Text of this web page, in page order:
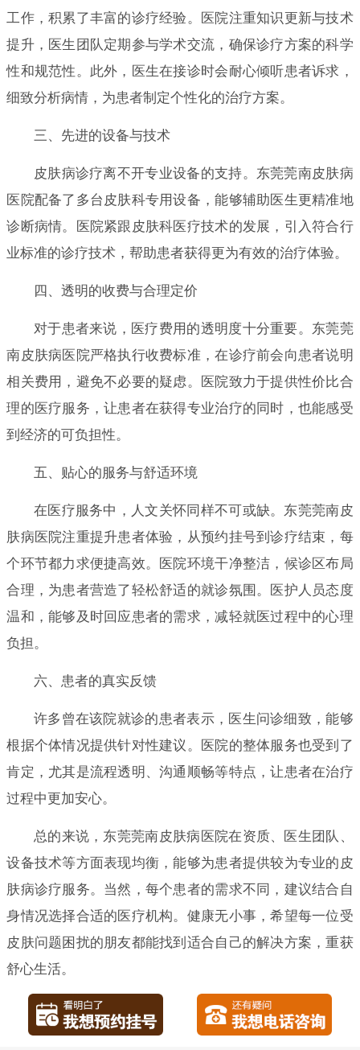
工作，积累了丰富的诊疗经验。医院注重知识更新与技术
提升，医生团队定期参与学术交流，确保诊疗方案的科学
性和规范性。此外，医生在接诊时会耐心倾听患者诉求，
细致分析病情，为患者制定个性化的治疗方案。
三、先进的设备与技术
皮肤病诊疗离不开专业设备的支持。东莞莞南皮肤病
医院配备了多台皮肤科专用设备，能够辅助医生更精准地
诊断病情。医院紧跟皮肤科医疗技术的发展，引入符合行
业标准的诊疗技术，帮助患者获得更为有效的治疗体验。
四、透明的收费与合理定价
对于患者来说，医疗费用的透明度十分重要。东莞莞
南皮肤病医院严格执行收费标准，在诊疗前会向患者说明
相关费用，避免不必要的疑虑。医院致力于提供性价比合
理的医疗服务，让患者在获得专业治疗的同时，也能感受
到经济的可负担性。
五、贴心的服务与舒适环境
在医疗服务中，人文关怀同样不可或缺。东莞莞南皮
肤病医院注重提升患者体验，从预约挂号到诊疗结束，每
个环节都力求便捷高效。医院环境干净整洁，候诊区布局
合理，为患者营造了轻松舒适的就诊氛围。医护人员态度
温和，能够及时回应患者的需求，减轻就医过程中的心理
负担。
六、患者的真实反馈
许多曾在该院就诊的患者表示，医生问诊细致，能够
根据个体情况提供针对性建议。医院的整体服务也受到了
肯定，尤其是流程透明、沟通顺畅等特点，让患者在治疗
过程中更加安心。
总的来说，东莞莞南皮肤病医院在资质、医生团队、
设备技术等方面表现均衡，能够为患者提供较为专业的皮
肤病诊疗服务。当然，每个患者的需求不同，建议结合自
身情况选择合适的医疗机构。健康无小事，希望每一位受
皮肤问题困扰的朋友都能找到适合自己的解决方案，重获
舒心生活。